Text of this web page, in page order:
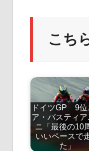
こち
ドイツGP 9位
ア・バスティア
ニ「最後の10
いいペースで
た」